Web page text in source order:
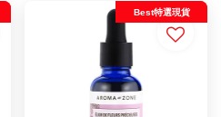
Best特選現貨